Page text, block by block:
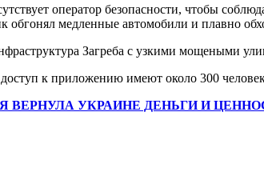
оператор безопасности, чтобы
обгонял медленные автомобили и плавно
Загреба с узкими мощеными
к приложению имеют около 300
ВЕРНУЛА УКРАИНЕ ДЕНЬГИ И